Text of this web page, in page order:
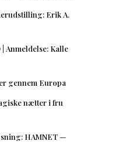
Erik A.
Anmeldelse: Kalle
gennem Europa
nætter i fru
HAMNET —